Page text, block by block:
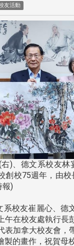
友活動
)、德文系校友林
創校75週年，由
報)
校友崔麗心、德
午在校友處執行長
表加拿大校友會，
製的畫作，祝賀母